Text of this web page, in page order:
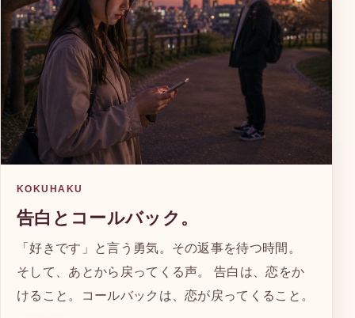
KOKUHAKU
告白とコールバック。
「好きです」と言う勇気。その返事を待つ時間。
そして、あとから戻ってくる声。 告白は、恋をか
けること。コールバックは、恋が戻ってくること。